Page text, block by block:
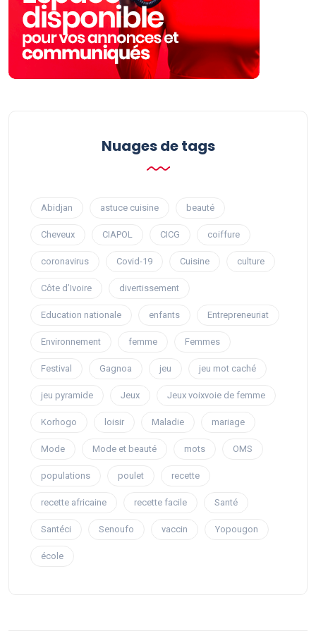
Nuages ​​de tags
Abidjan astuce cuisine beauté
Cheveux CIAPOL CICG coiffure
coronavirus Covid-19 Cuisine culture
Côte d’Ivoire divertissement
Education nationale enfants Entrepreneuriat
Environnement femme Femmes
Festival Gagnoa jeu jeu mot caché
jeu pyramide Jeux Jeux voixvoie de femme
Korhogo loisir Maladie mariage
Mode Mode et beauté mots OMS
populations poulet recette
recette africaine recette facile Santé
Santéci Senoufo vaccin Yopougon
école